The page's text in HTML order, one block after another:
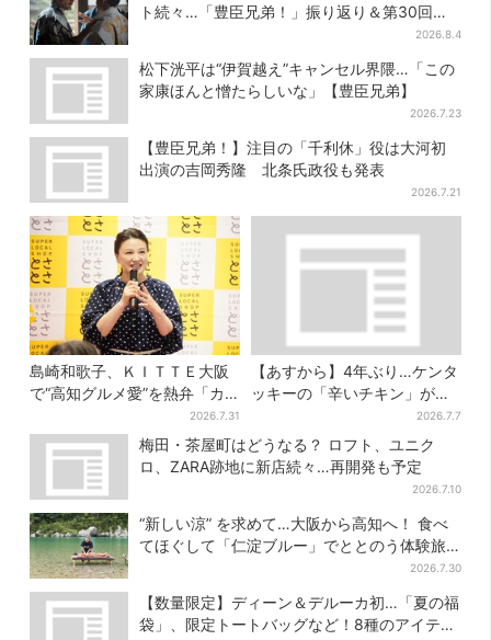
ト続々…「豊臣兄弟！」振り返り＆第30回あ
2026.8.4
松下洸平は“伊賀越え”キャンセル界隈…「この
家康ほんと憎たらしいな」【豊臣兄弟】
2026.7.23
【豊臣兄弟！】注目の「千利休」役は大河初
出演の吉岡秀隆 北条氏政役も発表
2026.7.21
島崎和歌子、ＫＩＴＴＥ大阪
で“高知グルメ愛”を熱弁「カ
ツオは塩派」「ちくキュウが
おつまみ」
2026.7.31
【あすから】4年ぶり…ケンタ
ッキーの「辛いチキン」が復
活！2種が数量限定で、ポテチ
とのコラボも
2026.7.7
梅田・茶屋町はどうなる？ ロフト、ユニク
ロ、ZARA跡地に新店続々…再開発も予定
2026.7.10
“新しい涼” を求めて…大阪から高知へ！ 食べ
てほぐして「仁淀ブルー」でととのう体験旅
2026.7.30
【数量限定】ディーン＆デルーカ初…「夏の福
袋」、限定トートバッグなど！8種のアイテム